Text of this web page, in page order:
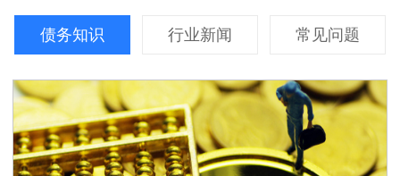
债务知识 行业新闻 常见问题